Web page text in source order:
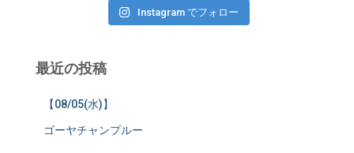
Instagram でフォロー
最近の投稿
【08/05(水)】
ゴーヤチャンプルー